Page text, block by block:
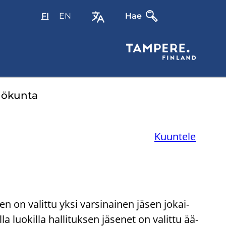
FIValitse
ENSelect
Hae
Kuuntele
on va­lit­tu yksi var­si­nai­nen jäsen jo­kai­
luo­kil­la hal­li­tuk­sen jä­se­net on va­lit­tu ää­